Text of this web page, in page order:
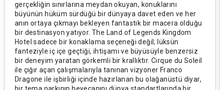
gerçekliğin sınırlarına meydan okuyan, konuklarını
büyünün hüküm sürdüğü bir dünyaya davet eden ve her
anın ortaya çıkmayı bekleyen fantastik bir macera olduğu
bir destinasyon yatıyor. The Land of Legends Kingdom
Hotel sadece bir konaklama seçeneği değil; lüksün
fanteziyle iç içe geçtiği, ihtişamı ve büyüsüyle benzersiz
bir deneyim yaratan görkemli bir krallıktır. Cirque du Soleil
ile çığır açan çalışmalarıyla tanınan vizyoner Franco
Dragone ile işbirliği içinde hazırlanan bu olağanüstü diyar,